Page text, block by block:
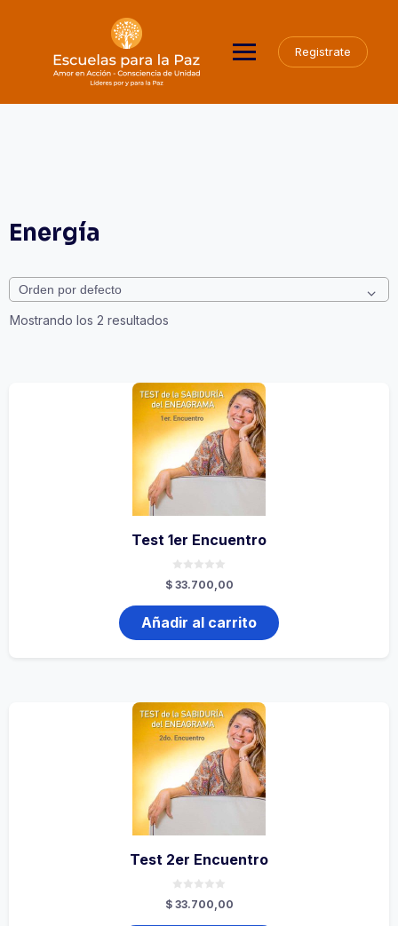
Registrate
Energía
Mostrando los 2 resultados
Test 1er Encuentro
0
de
$33.700,00
Añadir al carrito
Test 2er Encuentro
0
de
$33.700,00